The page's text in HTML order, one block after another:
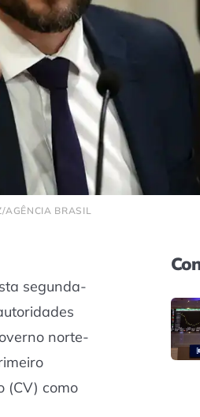
AGÊNCIA BRASIL
segunda-
norte-
(CV) como